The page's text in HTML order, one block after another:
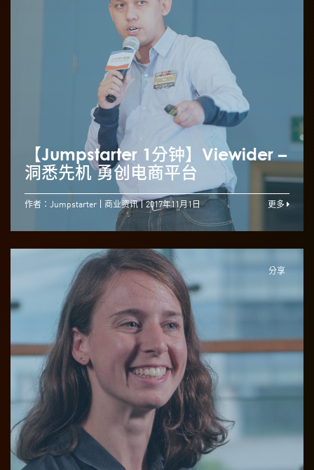
【Jumpstarter 1分钟】Viewider –
洞悉先机 勇创电商平台
作者：Jumpstarter 商业资讯 2017年11月1日 更多
分享